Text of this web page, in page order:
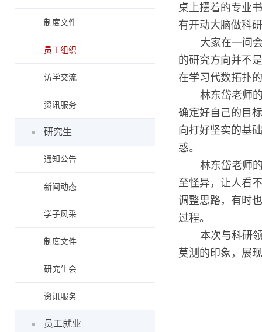
制度文件
员工组织
访学交流
资讯服务
研究生
通知公告
新闻动态
学子风采
制度文件
研究生会
资讯服务
员工就业
桌上摆着的专业
有开动大脑做科
大家在一间
的研究方向并不
在学习代数拓扑
林东岱老师
确定好自己的目
向打好坚实的基
惑。
林东岱老师
至怪异，让人看
调整思路，有时
过程。
本次与科研
莫测的印象，展